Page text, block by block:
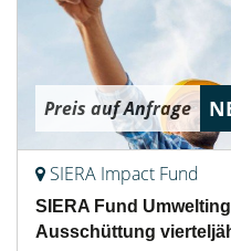
Preis auf Anfrage
SIERA Impact Fund
SIERA Fund
Ausschüttung